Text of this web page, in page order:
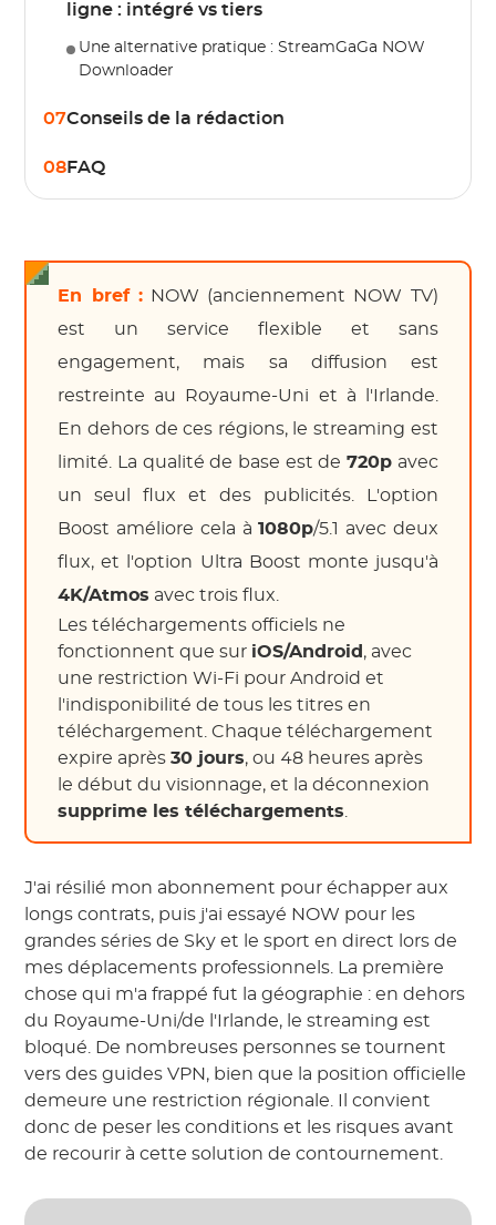
ligne : intégré vs tiers
Une alternative pratique : StreamGaGa NOW
Downloader
07Conseils de la rédaction
08FAQ
En bref :NOW (anciennement NOW TV)
est un service flexible et sans
engagement, mais sa diffusion est
restreinte au Royaume-Uni et à l'Irlande.
En dehors de ces régions, le streaming est
limité. La qualité de base est de 720pavec
un seul flux et des publicités. L'option
Boost améliore cela à1080p/5.1 avec deux
flux, et l'option Ultra Boost monte jusqu'à
4K/Atmos avec trois flux.
Les téléchargements officiels ne
fonctionnent que sur iOS/Android , avec
une restriction Wi-Fi pour Android et
l'indisponibilité de tous les titres en
téléchargement. Chaque téléchargement
expire après30 jours, ou 48 heures après
le début du visionnage, et la déconnexion
supprime les téléchargements
J'ai résilié mon abonnement pour échapper aux
longs contrats, puis j'ai essayé NOW pour les
grandes séries de Sky et le sport en direct lors de
mes déplacements professionnels. La première
chose qui m'a frappé fut la géographie : en dehors
du Royaume-Uni/de l'Irlande, le streaming est
bloqué. De nombreuses personnes se tournent
vers des guides VPN, bien que la position officielle
demeure une restriction régionale. Il convient
donc de peser les conditions et les risques avant
de recourir à cette solution de contournement.